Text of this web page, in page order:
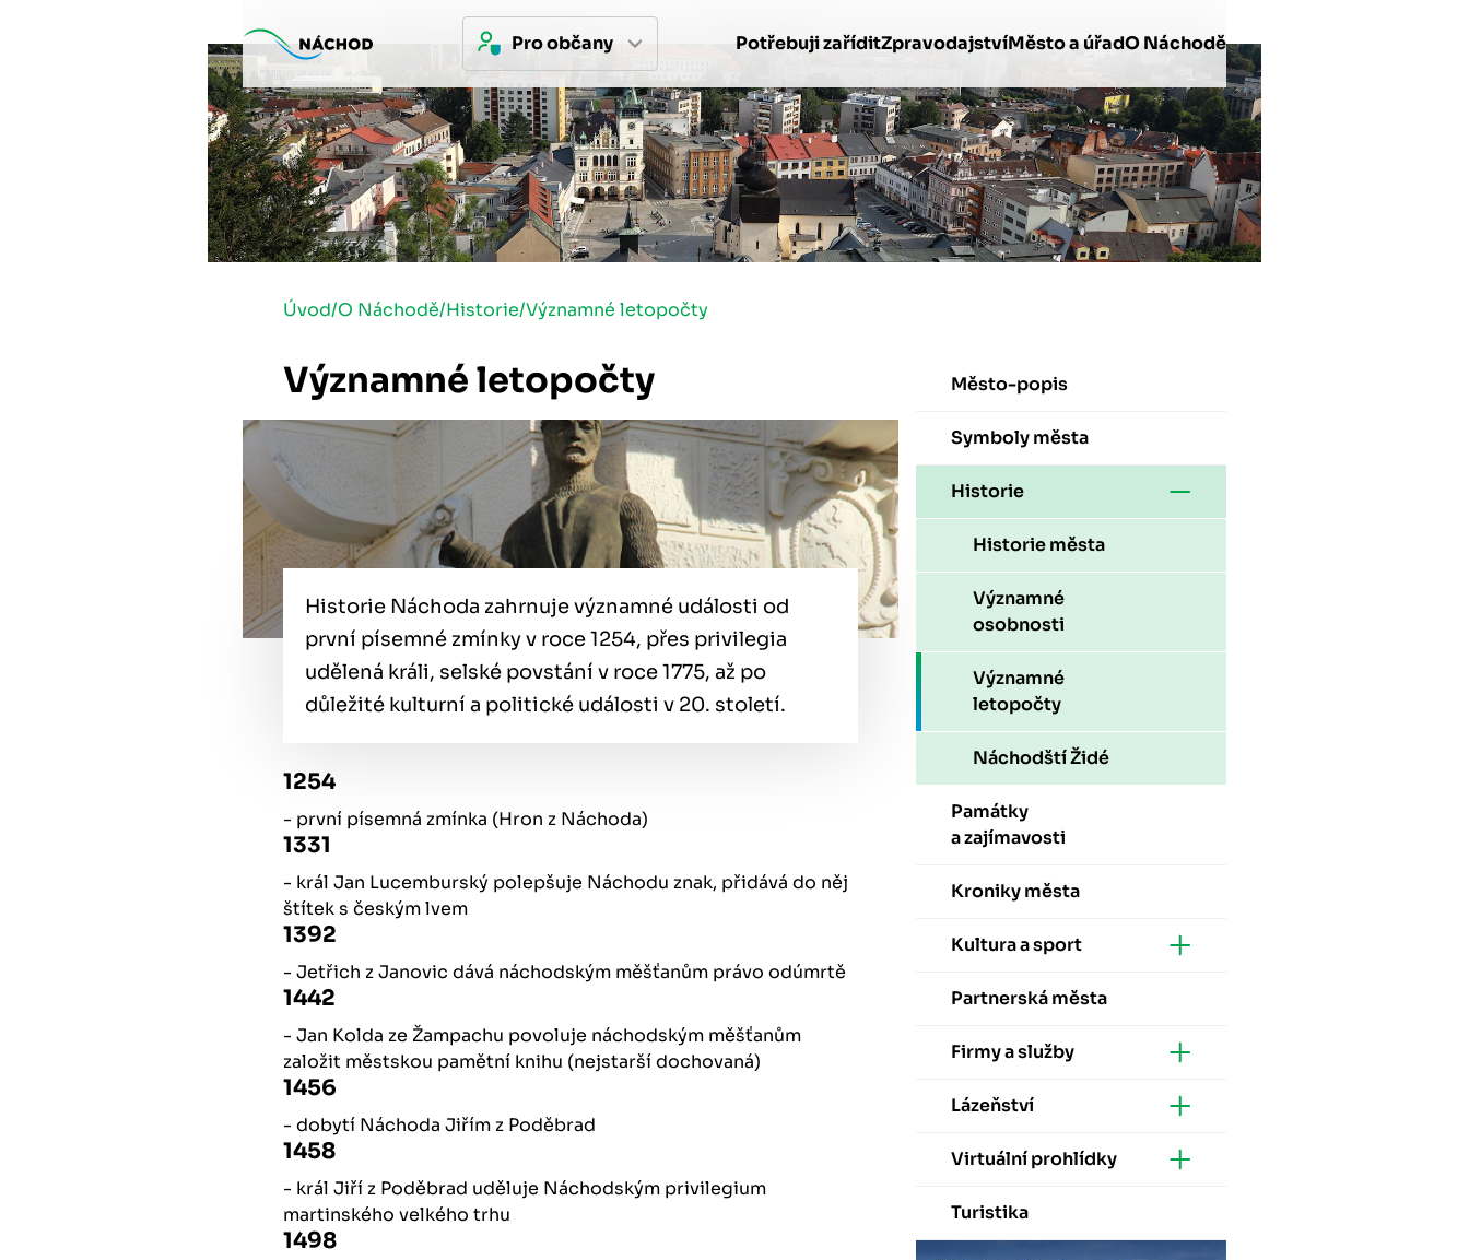
Pro občany Potřebuji zaříditZpravodajstvíMěsto a úřadO Náchodě
Úvod/O Náchodě/Historie/Významné letopočty
Významné letopočty
Historie Náchoda zahrnuje významné události od
první písemné zmínky v roce 1254, přes privilegia
udělená králi, selské povstání v roce 1775, až po
důležité kulturní a politické události v 20. století.
1254
- první písemná zmínka (Hron z Náchoda)
1331
- král Jan Lucemburský polepšuje Náchodu znak, přidává do něj
štítek s českým lvem
1392
- Jetřich z Janovic dává náchodským měšťanům právo odúmrtě
1442
- Jan Kolda ze Žampachu povoluje náchodským měšťanům
založit městskou pamětní knihu (nejstarší dochovaná)
1456
- dobytí Náchoda Jiřím z Poděbrad
1458
- král Jiří z Poděbrad uděluje Náchodským privilegium
martinského velkého trhu
1498
Město-popis
Symboly města
Historie
Historie města
Významné
osobnosti
Významné
letopočty
Náchodští Židé
Památky
a zajímavosti
Kroniky města
Kultura a sport
Partnerská města
Firmy a služby
Lázeňství
Virtuální prohlídky
Turistika